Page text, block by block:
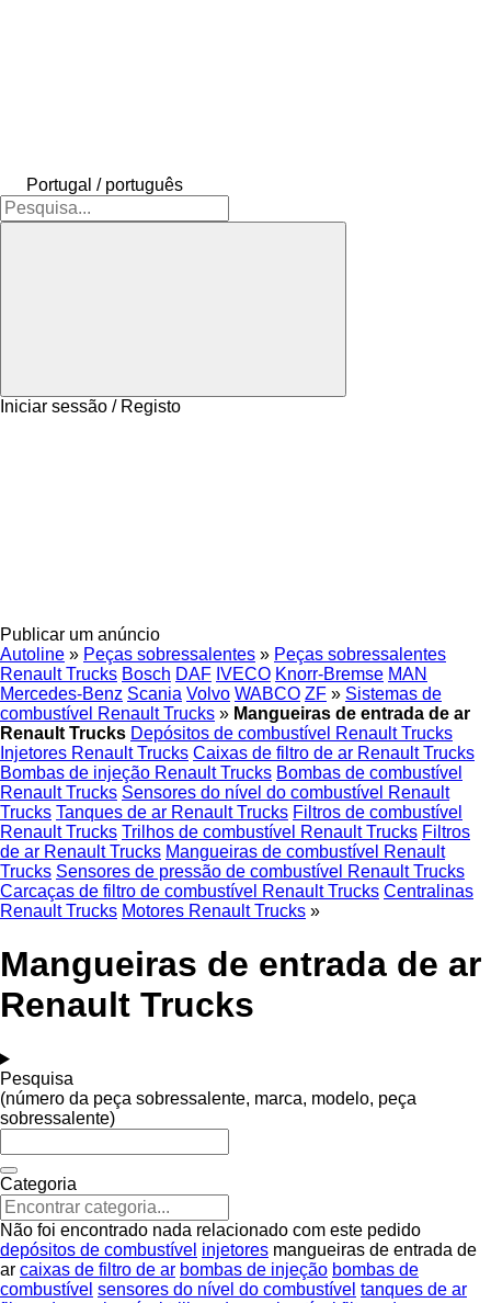
Portugal / português
Iniciar sessão / Registo
Publicar um anúncio
Autoline » Peças sobressalentes » Peças sobressalentes
Renault Trucks Bosch DAF IVECO Knorr-Bremse MAN
Mercedes-Benz Scania Volvo WABCO ZF » Sistemas de
combustível Renault Trucks » Mangueiras de entrada de ar
Renault Trucks Depósitos de combustível Renault Trucks
Injetores Renault Trucks Caixas de filtro de ar Renault Trucks
Bombas de injeção Renault Trucks Bombas de combustível
Renault Trucks Sensores do nível do combustível Renault
Trucks Tanques de ar Renault Trucks Filtros de combustível
Renault Trucks Trilhos de combustível Renault Trucks Filtros
de ar Renault Trucks Mangueiras de combustível Renault
Trucks Sensores de pressão de combustível Renault Trucks
Carcaças de filtro de combustível Renault Trucks Centralinas
Renault Trucks Motores Renault Trucks »
Mangueiras de entrada de ar
Renault Trucks
Pesquisa
(número da peça sobressalente, marca, modelo, peça
sobressalente)
Categoria
Não foi encontrado nada relacionado com este pedido
depósitos de combustível injetores mangueiras de entrada de
ar caixas de filtro de ar bombas de injeção bombas de
combustível sensores do nível do combustível tanques de ar